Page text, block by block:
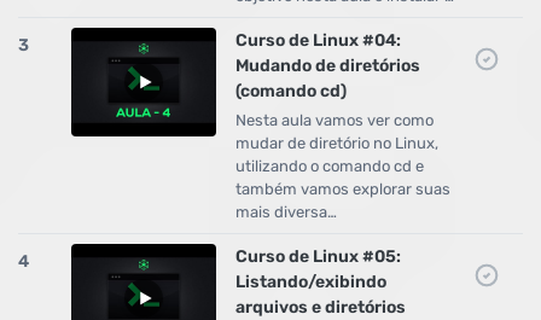
3
Curso de Linux #04:
Mudando de diretórios
(comando cd)
Nesta aula vamos ver como
mudar de diretório no Linux,
utilizando o comando cd e
também vamos explorar suas
mais diversa…
4
Curso de Linux #05:
Listando/exibindo
arquivos e diretórios